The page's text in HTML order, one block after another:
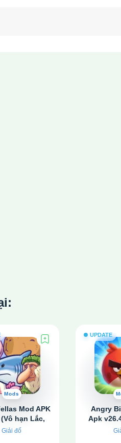
Mods
Mod APK
hạn Lắc,
Hồi sinh)
Giải đố
UPDATE
Angry
Apk
tiền,